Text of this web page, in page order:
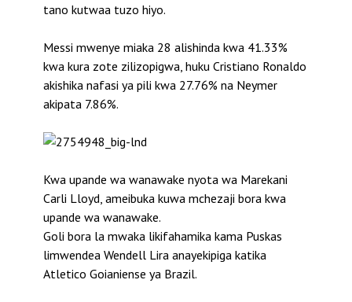
tano kutwaa tuzo hiyo.
Messi mwenye miaka 28 alishinda kwa 41.33%
kwa kura zote zilizopigwa, huku Cristiano Ronaldo
akishika nafasi ya pili kwa 27.76% na Neymer
akipata 7.86%.
Kwa upande wa wanawake nyota wa Marekani
Carli Lloyd, ameibuka kuwa mchezaji bora kwa
upande wa wanawake.
Goli bora la mwaka likifahamika kama Puskas
limwendea Wendell Lira anayekipiga katika
Atletico Goianiense ya Brazil.